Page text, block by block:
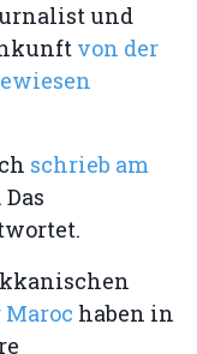
und
von der
schrieb am
Das
haben in